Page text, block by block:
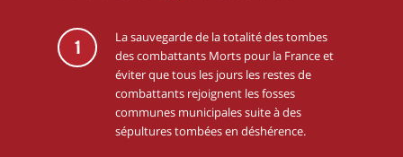
1
La sauvegarde de la totalité des tombes
des combattants Morts pour la France et
éviter que tous les jours les restes de
combattants rejoignent les fosses
communes municipales suite à des
sépultures tombées en déshérence.